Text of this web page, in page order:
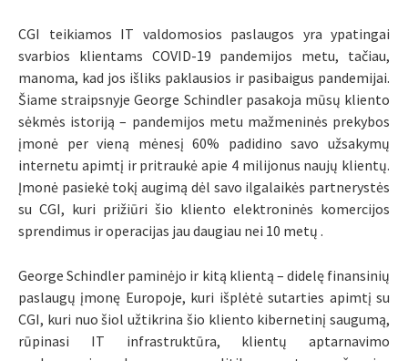
CGI teikiamos IT valdomosios paslaugos yra ypatingai
svarbios klientams COVID-19 pandemijos metu, tačiau,
manoma, kad jos išliks paklausios ir pasibaigus pandemijai.
Šiame straipsnyje George Schindler pasakoja mūsų kliento
sėkmės istoriją – pandemijos metu mažmeninės prekybos
įmonė per vieną mėnesį 60% padidino savo užsakymų
internetu apimtį ir pritraukė apie 4 milijonus naujų klientų.
Įmonė pasiekė tokį augimą dėl savo ilgalaikės partnerystės
su CGI, kuri prižiūri šio kliento elektroninės komercijos
sprendimus ir operacijas jau daugiau nei 10 metų .
George Schindler paminėjo ir kitą klientą – didelę finansinių
paslaugų įmonę Europoje, kuri išplėtė sutarties apimtį su
CGI, kuri nuo šiol užtikrina šio kliento kibernetinį saugumą,
rūpinasi IT infrastruktūra, klientų aptarnavimo